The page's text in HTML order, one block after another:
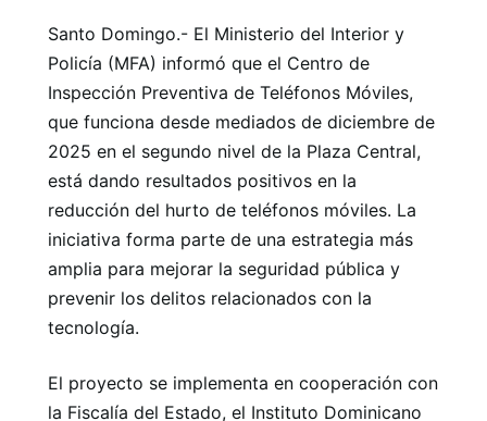
Santo Domingo.- El Ministerio del Interior y
Policía (MFA) informó que el Centro de
Inspección Preventiva de Teléfonos Móviles,
que funciona desde mediados de diciembre de
2025 en el segundo nivel de la Plaza Central,
está dando resultados positivos en la
reducción del hurto de teléfonos móviles. La
iniciativa forma parte de una estrategia más
amplia para mejorar la seguridad pública y
prevenir los delitos relacionados con la
tecnología.
El proyecto se implementa en cooperación con
la Fiscalía del Estado, el Instituto Dominicano